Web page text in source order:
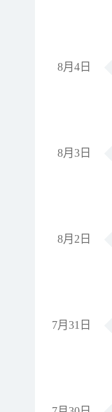
8月4日
8月3日
8月2日
7月31日